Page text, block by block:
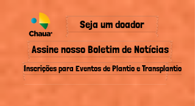
Seja um doador
Assine nosso Boletim de Notícias
Inscrições para Eventos de Plantio e Transplantio